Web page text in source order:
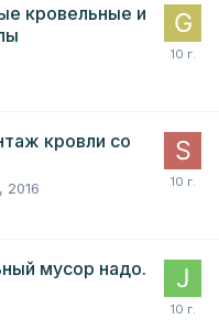
кровельные и
кровли со
2016
мусор надо.